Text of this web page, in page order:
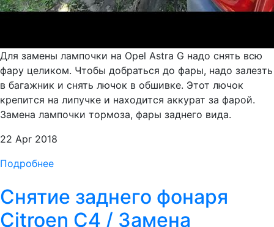
Для замены лампочки на Opel Astra G надо снять всю
фару целиком. Чтобы добраться до фары, надо залезть
в багажник и снять лючок в обшивке. Этот лючок
крепится на липучке и находится аккурат за фарой.
Замена лампочки тормоза, фары заднего вида.
22 Apr 2018
Подробнее
Снятие заднего фонаря
Citroen C4 / Замена